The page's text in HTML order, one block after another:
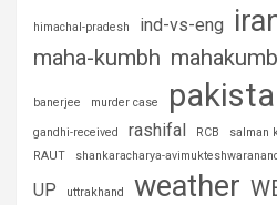
himachal-pradesh ind-vs-eng
maha-kumbh
banerjee murder case
gandhi-received rashifal RCB salman
RAUT
shankaracharya-
UP uttrakhand weather